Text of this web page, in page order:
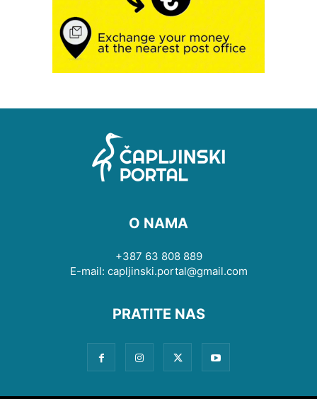
O NAMA
+387 63 808 889
E-mail: capljinski.portal@gmail.com
PRATITE NAS